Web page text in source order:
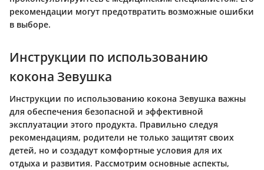
рекомендации могут предотвратить возможные ошибки
в выборе.
Инструкции по использованию
кокона Зевушка
Инструкции по использованию кокона Зевушка важны
для обеспечения безопасной и эффективной
эксплуатации этого продукта. Правильно следуя
рекомендациям, родители не только защитят своих
детей, но и создадут комфортные условия для их
отдыха и развития. Рассмотрим основные аспекты,